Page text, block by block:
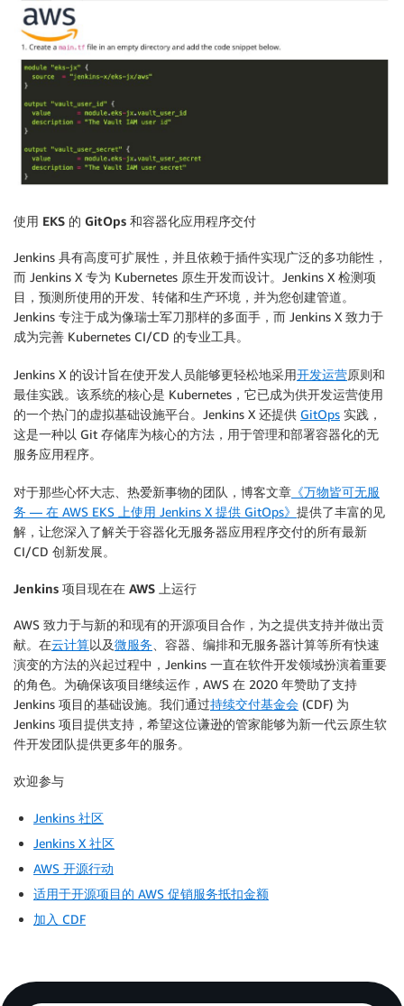
使用 EKS 的 GitOps 和容器化应用程序交付
Jenkins 具有高度可扩展性，并且依赖于插件实现广泛的多功能性，
而 Jenkins X 专为 Kubernetes 原生开发而设计。Jenkins X 检测项
目，预测所使用的开发、转储和生产环境，并为您创建管道。
Jenkins 专注于成为像瑞士军刀那样的多面手，而 Jenkins X 致力于
成为完善 Kubernetes CI/CD 的专业工具。
Jenkins X 的设计旨在使开发人员能够更轻松地采用开发运营原则和
最佳实践。该系统的核心是 Kubernetes，它已成为供开发运营使用
的一个热门的虚拟基础设施平台。Jenkins X 还提供 GitOps 实践，
这是一种以 Git 存储库为核心的方法，用于管理和部署容器化的无
服务应用程序。
对于那些心怀大志、热爱新事物的团队，博客文章 《万物皆可无服
务 — 在 AWS EKS 上使用 Jenkins X 提供 GitOps》 提供了丰富的见
解，让您深入了解关于容器化无服务器应用程序交付的所有最新
CI/CD 创新发展。
Jenkins 项目现在在 AWS 上运行
AWS 致力于与新的和现有的开源项目合作，为之提供支持并做出贡
献。在云计算以及微服务、容器、编排和无服务器计算等所有快速
演变的方法的兴起过程中，Jenkins 一直在软件开发领域扮演着重要
的角色。为确保该项目继续运作，AWS 在 2020 年赞助了支持
Jenkins 项目的基础设施。我们通过持续交付基金会 (CDF) 为
Jenkins 项目提供支持，希望这位谦逊的管家能够为新一代云原生软
件开发团队提供更多年的服务。
欢迎参与
Jenkins 社区
Jenkins X 社区
AWS 开源行动
适用于开源项目的 AWS 促销服务抵扣金额
加入 CDF